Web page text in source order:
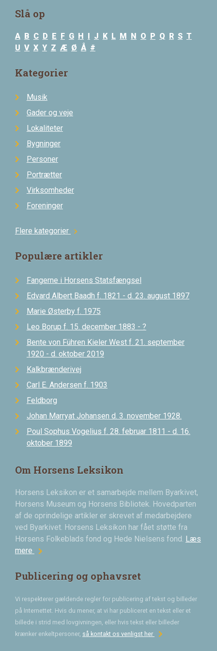
Slå op
A B C D E F G H I J K L M N O P Q R S T
U V X Y Z Æ Ø Å #
Kategorier
Musik
Gader og veje
Lokaliteter
Bygninger
Personer
Portrætter
Virksomheder
Foreninger
Flere kategorier chevron_right
Populære artikler
Fangerne i Horsens Statsfængsel
Edvard Albert Baadh f. 1821 - d. 23. august 1897
Marie Østerby f. 1975
Leo Borup f. 15. december 1883 - ?
Bente von Führen Kieler West f. 21. september
1920 - d. oktober 2019
Kalkbrænderivej
Carl E. Andersen f. 1903
Feldborg
Johan Marryat Johansen d. 3. november 1928.
Poul Sophus Vogelius f. 28. februar 1811 - d. 16.
oktober 1899
Om Horsens Leksikon
Horsens Leksikon er et samarbejde mellem Byarkivet,
Horsens Museum og Horsens Bibliotek. Hovedparten
af de oprindelige artikler er skrevet af medarbejdere
ved Byarkivet. Horsens Leksikon har fået støtte fra
Horsens Folkeblads fond og Hede Nielsens fond. Læs
mere chevron_right
Publicering og ophavsret
Vi respekterer gældende regler for publicering af tekst og billeder
på Internettet. Hvis du mener, at vi har publiceret en tekst eller et
billede i strid med lovgivningen, eller hvis tekst eller billeder
krænker enkeltpersoner, så kontakt os venligst herchevron_right